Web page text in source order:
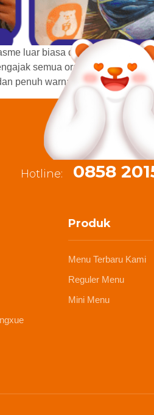
luar biasa dari para peserta
semua orang, mulai dari
penuh warna. Tujuan dari
Hotline: 0858
Produk
Menu Terbaru Kami
Reguler Menu
Mini Menu